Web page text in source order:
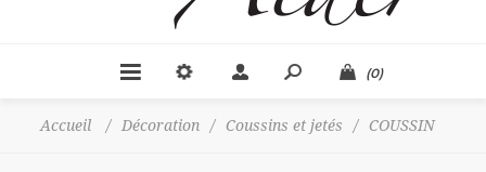
(0)
Accueil / Décoration / Coussins et jetés / COUSSIN